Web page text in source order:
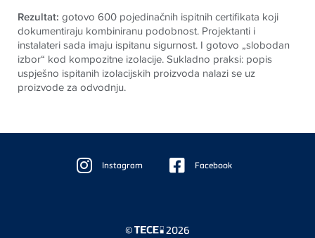
Rezultat: gotovo 600 pojedinačnih ispitnih certifikata koji
dokumentiraju kombiniranu podobnost. Projektanti i
instalateri sada imaju ispitanu sigurnost. I gotovo „slobodan
izbor“ kod kompozitne izolacije. Sukladno praksi: popis
uspješno ispitanih izolacijskih proizvoda nalazi se uz
proizvodeza odvodnju.
Instagram Facebook
© 2026